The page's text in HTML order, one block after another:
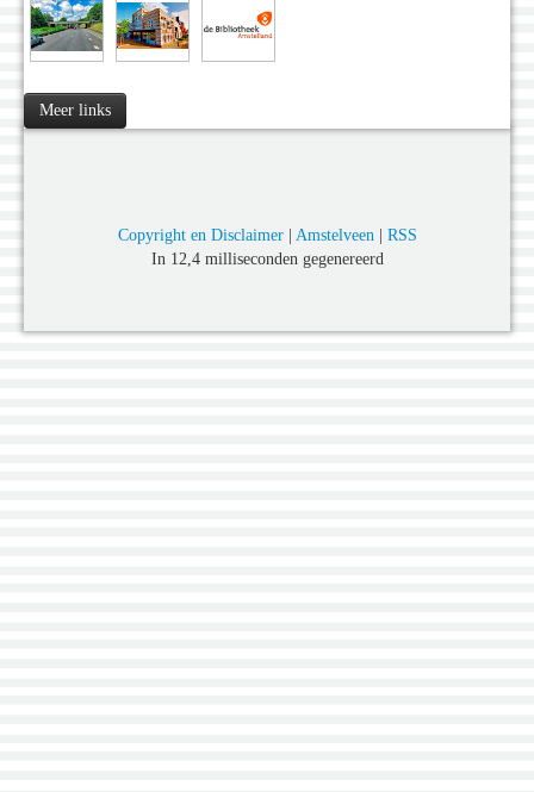
Meer links
Copyright en Disclaimer| Amstelveen| RSS
In 12,4 milliseconden gegenereerd